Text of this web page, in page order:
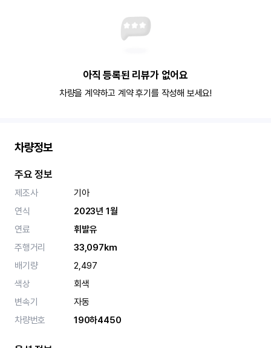
아직 등록된 리뷰가 없어요
차량을 계약하고 계약 후기를 작성해 보세요!
차량정보
주요 정보
제조사
기아
연식
2023년 1월
연료
휘발유
주행거리
33,097km
배기량
2,497
색상
회색
변속기
자동
차량번호
190하4450